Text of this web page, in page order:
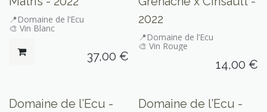
📍Domaine de l’Ecu
🎨 Vin Blanc
37,00 €
2022
📍Domaine de l’Ecu
🎨 Vin Rouge
14,00 €
Domaine de l’Ecu -
Domaine de l’Ecu -